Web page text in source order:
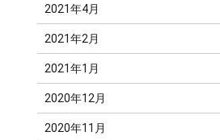
2021年4月
2021年2月
2021年1月
2020年12月
2020年11月